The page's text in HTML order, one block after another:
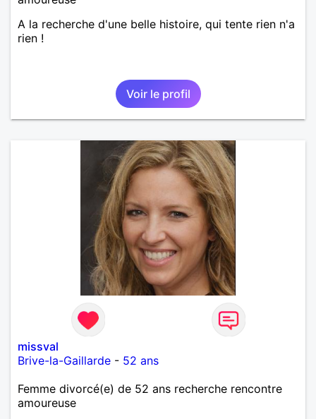
A la recherche d'une belle histoire, qui tente rien n'a
rien !
Voir le profil
missval
Brive-la-Gaillarde - 52 ans
Femme divorcé(e) de 52 ans recherche rencontre
amoureuse